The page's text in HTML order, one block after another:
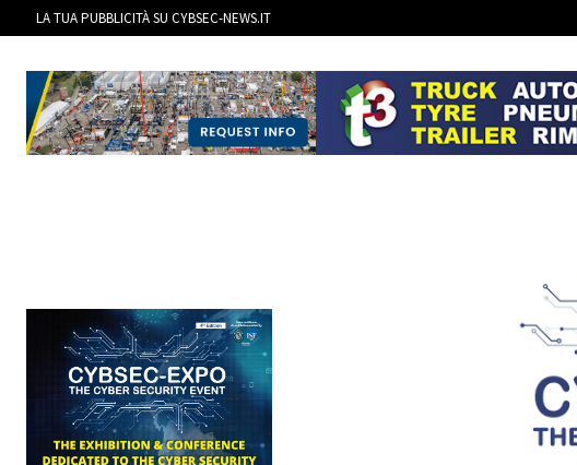
LA TUA PUBBLICITÀ SU CYBSEC-NEWS.IT